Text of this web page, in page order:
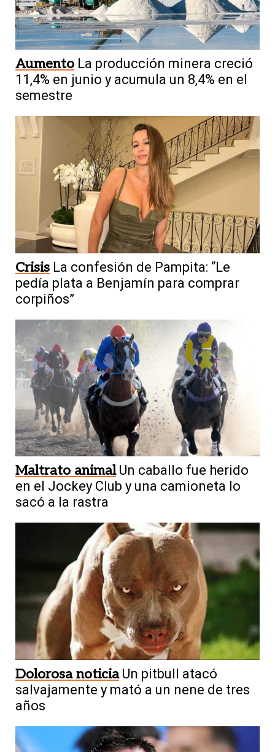
Aumento La producción minera creció
11,4% en junio y acumula un 8,4% en el
semestre
Crisis La confesión de Pampita: “Le
pedía plata a Benjamín para comprar
corpiños”
Maltrato animal Un caballo fue herido
en el Jockey Club y una camioneta lo
sacó a la rastra
Dolorosa noticia Un pitbull atacó
salvajamente y mató a un nene de tres
años